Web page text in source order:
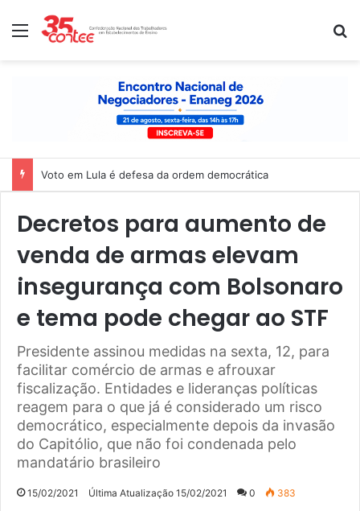
Menu
Nota de solidariedade ao povo venezuelano
Decretos para aumento de
venda de armas elevam
insegurança com Bolsonaro
e tema pode chegar ao STF
Presidente assinou medidas na sexta, 12, para
facilitar comércio de armas e afrouxar
fiscalização. Entidades e lideranças políticas
reagem para o que já é considerado um risco
democrático, especialmente depois da invasão
do Capitólio, que não foi condenada pelo
mandatário brasileiro
15/02/2021 Última Atualização 15/02/2021 0 383